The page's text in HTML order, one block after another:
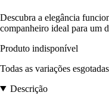
Descubra a elegância
companheiro ideal para um
Produto indisponível
Todas as variações esgotadas
Descrição